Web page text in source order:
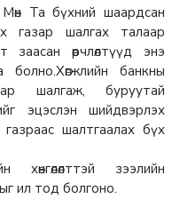
Мөн Та бүхний шаардсан
газар шалгах талаар
өөрчлөлтүүд энэ
болно.Хөгжлийн банкны
шалгаж, буруутай
эцэслэн шийдвэрлэх
шалтгаалах бүх
зээлийн
ил тод болгоно.